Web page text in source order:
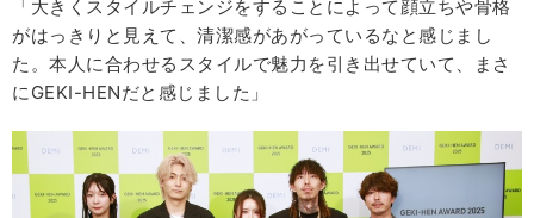
「大きくスタイルチェンジをすることによって顔立ちや骨格
がはっきりと見えて、清潔感があがっているなと感じまし
た。本人に合わせるスタイルで魅力を引き出せていて、まさ
にGEKI-HENだと感じました」